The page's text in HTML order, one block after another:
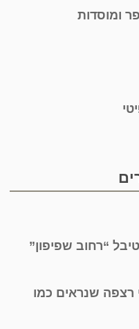
ומוסדות
“רחוב שפיפון”
רצפה שנראים כמו